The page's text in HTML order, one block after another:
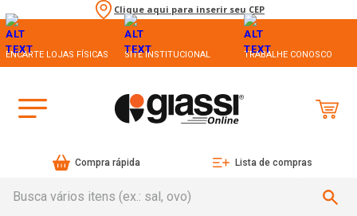
Clique aqui para inserir seu CEP
ENCARTE LOJAS FÍSICAS SITE INSTITUCIONAL TRABALHE CONOSCO
Compra rápida Lista de compras